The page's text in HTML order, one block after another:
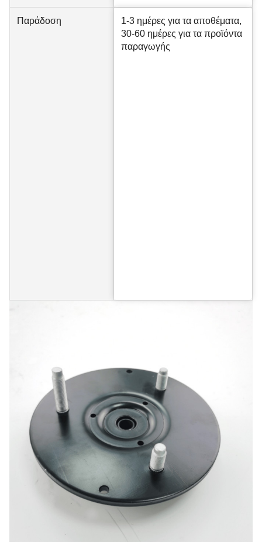
Παράδοση
1-3 ημέρες για τα αποθέματα,
30-60 ημέρες για τα προϊόντα
παραγωγής